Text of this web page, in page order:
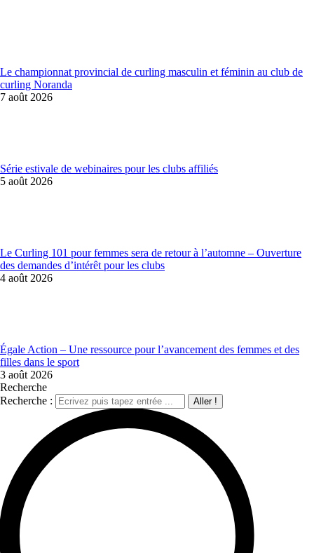
Le championnat provincial de curling masculin et féminin au club de
curling Noranda
7 août 2026
Série estivale de webinaires pour les clubs affiliés
5 août 2026
Le Curling 101 pour femmes sera de retour à l’automne – Ouverture
des demandes d’intérêt pour les clubs
4 août 2026
Égale Action – Une ressource pour l’avancement des femmes et des
filles dans le sport
3 août 2026
Recherche
Recherche :